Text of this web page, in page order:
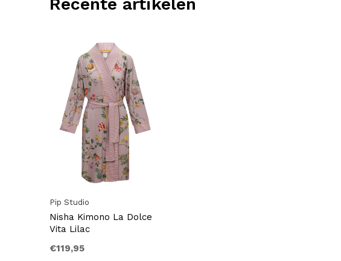
Recente artikelen
Pip Studio
Nisha Kimono La Dolce
Vita Lilac
€119,95